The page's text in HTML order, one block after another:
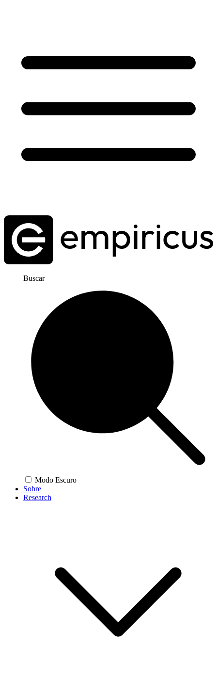
Buscar
Modo Escuro
Sobre
Research